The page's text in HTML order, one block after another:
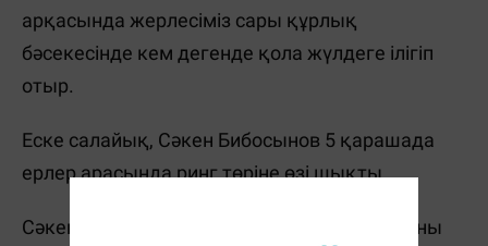
арқасында жерлесіміз сары құрлық
бәсекесінде кем дегенде қола жүлдеге ілігіп
отыр.
Еске салайық, Сәкен Бибосынов 5 қарашада
ерлер арасында ринг төріне өзі шықты.
Сәкен Бибосынов 2021 жылы әлем чемпионы